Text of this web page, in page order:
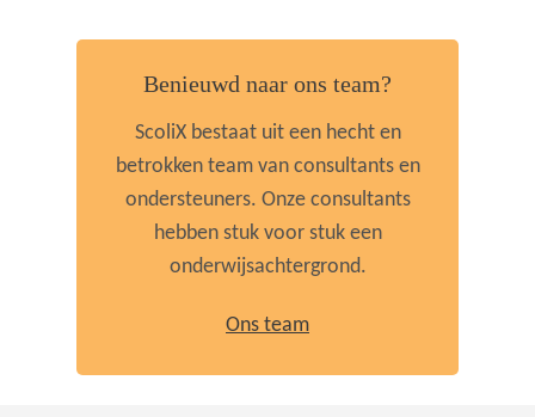
Benieuwd naar ons team?
ScoliX bestaat uit een hecht en
betrokken team van consultants en
ondersteuners. Onze consultants
hebben stuk voor stuk een
onderwijsachtergrond.
Ons team